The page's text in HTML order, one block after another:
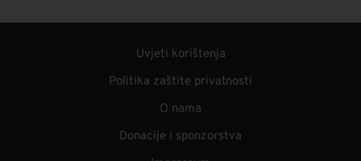
Uvjeti korištenja
Politika zaštite privatnosti
O nama
Donacije i sponzorstva